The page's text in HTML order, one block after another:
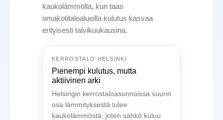
kaukolämmöllä, kun taas
omakotitaloalueilla kulutus kasvaa
erityisesti talvikuukausina.
KERROSTALO HELSINKI
Pienempi kulutus, mutta
aktiivinen arki
Helsingin kerrostaloasunnoissa suurin
osa lämmityksestä tulee
kaukolämmöstä, joten sähkö kuluu